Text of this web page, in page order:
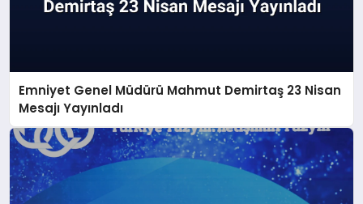
Emniyet Genel Müdürü Mahmut Demirtaş 23 Nisan
Mesajı Yayınladı